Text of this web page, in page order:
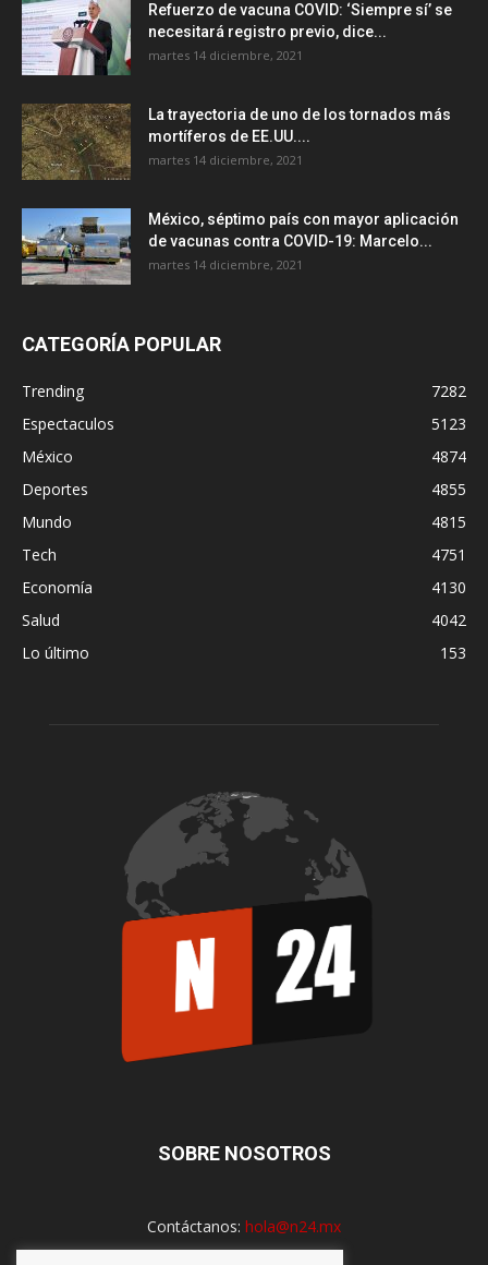
Refuerzo de vacuna COVID: ‘Siempre sí’ se
necesitará registro previo, dice...
martes 14 diciembre, 2021
La trayectoria de uno de los tornados más
mortíferos de EE.UU....
martes 14 diciembre, 2021
México, séptimo país con mayor aplicación
de vacunas contra COVID-19: Marcelo...
martes 14 diciembre, 2021
CATEGORÍA POPULAR
Trending
7282
Espectaculos
5123
México
4874
Deportes
4855
Mundo
4815
Tech
4751
Economía
4130
Salud
4042
Lo último
153
SOBRE NOSOTROS
Contáctanos: hola@n24.mx